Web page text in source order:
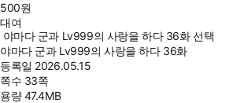
500원
대여
야마다 군과 Lv999의 사랑을 하다 36화 선택
야마다 군과 Lv999의 사랑을 하다 36화
등록일 2026.05.15
쪽수 33쪽
용량47.4MB